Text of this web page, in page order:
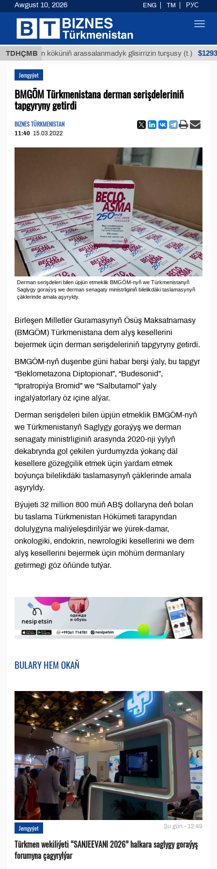
TDHÇMB
Buýan köküniň arassalanmadyk glisirrizin turşusy (t.) $12935,18
Jemgyýet
BMGÖM Türkmenistana derman serişdeleriniň
tapgyryny getirdi
BIZNES TÜRKMENISTAN
11:40 15.03.2022
Derman serişdeleri bilen üpjün etmeklik BMGÖM-nyň we Türkmenistanyň
Saglygy goraýyş we derman senagaty ministrliginiň bilelikdäki taslamasynyň
çäklerinde amala aşyryldy.
Birleşen Milletler Guramasynyň Ösüş Maksatnamasy
(BMGÖM) Türkmenistana dem alyş kesellerini
bejermek üçin derman serişdeleriniň tapgyryny getirdi.
BMGÖM-nyň duşenbe güni habar berşi ýaly, bu tapgyr
“Beklometazona Diptopionat”, “Budesonid”,
“Ipratropiýa Bromid” we “Salbutamol” ýaly
ingalýatorlary öz içine alýar.
Derman serişdeleri bilen üpjün etmeklik BMGÖM-nyň
we Türkmenistanyň Saglygy goraýyş we derman
senagaty ministrliginiň arasynda 2020-nji ýylyň
dekabrynda gol çekilen ýurdumyzda ýokanç däl
kesellere gözegçilik etmek üçin ýardam etmek
boýunça bilelikdäki taslamasynyň çäklerinde amala
aşyryldy.
Býujeti 32 million 800 müň ABŞ dollaryna deň bolan
bu taslama Türkmenistan Hökümeti tarapyndan
dolulygyna maliýeleşdirilýär we ýürek-damar,
onkologiki, endokrin, newrologiki kesellerini we dem
alyş kesellerini bejermek üçin möhüm dermanlary
getirmegi göz öňünde tutýar.
BULARY HEM OKAŇ
Jemgyýet Şu gün - 12:49
Türkmen wekiliýeti “SANJEEVANI 2026” halkara saglygy goraýyş
forumyna çagyrylýar
Awgust 10, 2026 ENG TM РУС